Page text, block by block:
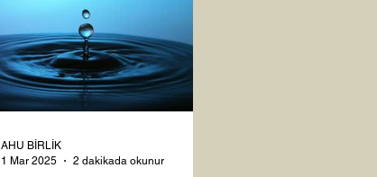
AHU BİRLİK
1 Mar 2025
2 dakikada okunur